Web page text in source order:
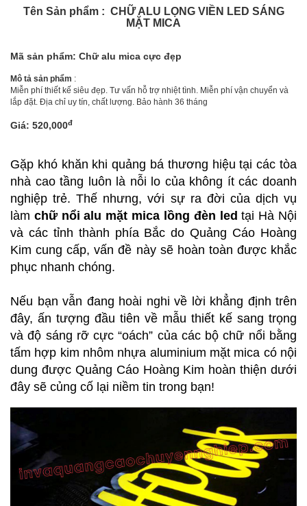
Tên Sản phẩm : CHỮ ALU LỌNG VIỀN LED SÁNG
MẶT MICA
Mã sản phẩm: Chữ alu mica cực đẹp
Mô tả sản phẩm :
Miễn phí thiết kế siêu đẹp. Tư vấn hỗ trợ nhiệt tình. Miễn phí vận chuyển và
lắp đặt. Địa chỉ uy tín, chất lượng. Bảo hành 36 tháng
Giá: 520,000đ
Gặp khó khăn khi quảng bá thương hiệu tại các tòa
nhà cao tầng luôn là nỗi lo của không ít các doanh
nghiệp trẻ. Thế nhưng, với sự ra đời của dịch vụ
làm chữ nổi alu mặt mica lồng đèn led tại Hà Nội
và các tỉnh thành phía Bắc do Quảng Cáo Hoàng
Kim cung cấp, vấn đề này sẽ hoàn toàn được khắc
phục nhanh chóng.
Nếu bạn vẫn đang hoài nghi về lời khẳng định trên
đây, ấn tượng đầu tiên về mẫu thiết kế sang trọng
và độ sáng rỡ cực “oách” của các bộ chữ nổi bằng
tấm hợp kim nhôm nhựa aluminium mặt mica có nội
dung được Quảng Cáo Hoàng Kim hoàn thiện dưới
đây sẽ củng cố lại niềm tin trong bạn!